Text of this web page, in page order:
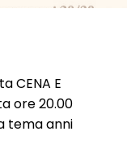
CENA E
ore 20.00
tema anni